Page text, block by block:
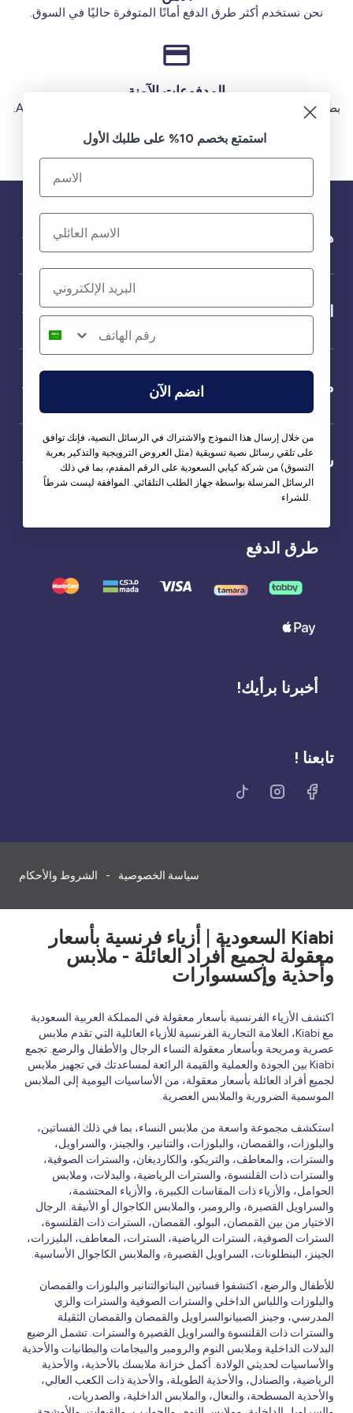
نحن نستخدم أكثر طرق الدفع أمانًا المتوفرة حاليًا في السوق.
المدفوعات الآمنة
بطاقات الائتمان (فيزا أو ماستر) بطاقة الخصم (MADA) Apple Pay.
هل تحتاج إلى مساعدة؟
الخدمة
من نحن
شركاؤنا
طرق الدفع
أخبرنا برأيك!
تابعنا !
سياسة الخصوصية الشروط والأحكام
Kiabi السعودية | أزياء فرنسية بأسعار
معقولة لجميع أفراد العائلة - ملابس
وأحذية وإكسسوارات
اكتشف الأزياء الفرنسية بأسعار معقولة في المملكة العربية السعودية
مع Kiabi، العلامة التجارية الفرنسية للأزياء العائلية التي تقدم ملابس
عصرية ومريحة وبأسعار معقولة النساء الرجال والأطفال والرضع. تجمع
Kiabi بين الجودة والعملية والقيمة الرائعة لمساعدتك في تجهيز ملابس
لجميع أفراد العائلة بأسعار معقولة، من الأساسيات اليومية إلى الملابس
الموسمية الضرورية والملابس العصرية.
استكشف مجموعة واسعة من ملابس النساء، بما في ذلك الفساتين،
والبلوزات، والقمصان، والبلوزات، والتنانير، والجينز، والسراويل،
والسترات، والمعاطف، والتريكو، والكارديغان، والسترات الصوفية،
والسترات ذات القلنسوة، والسترات الرياضية، والبدلات، وملابس
الحوامل، والأزياء ذات المقاسات الكبيرة، والأزياء المحتشمة،
والسراويل القصيرة، والرومبر، والملابس الكاجوال أو الأنيقة. الرجال
الاختيار من بين القمصان، البولو، القمصان، السترات ذات القلنسوة،
السترات الصوفية، السترات الرياضية، السترات، المعاطف، البليزرات،
الجينز، البنطلونات، السراويل القصيرة، والملابس الكاجوال الأساسية.
للأطفال والرضع، اكتشفوا فساتين البناتوالتنانير والبلوزات والقمصان
والبلوزات واللباس الداخلي والسترات الصوفية والسترات والزي
المدرسي، وجينز الصبيانوالسراويل والقمصان والقمصان الثقيلة
والسترات ذات القلنسوة والسراويل القصيرة والسترات. تشمل الرضيع
البدلات الداخلية وملابس النوم والرومبر والبيجامات والبطانيات والأحذية
والأساسيات لحديثي الولادة. أكمل خزانة ملابسك بالأحذية، والأحذية
الرياضية، والصنادل، والأحذية الطويلة، والأحذية ذات الكعب العالي،
والأحذية المسطحة، والنعال، والملابس الداخلية، والصدريات،
استمتع بخصم 10% على طلبك الأول
انضم الآن
من خلال إرسال هذا النموذج والاشتراك في الرسائل النصية، فإنك توافق
على تلقي رسائل نصية تسويقية (مثل العروض الترويجية والتذكير بعربة
التسوق) من شركة كيابي السعودية على الرقم المقدم، بما في ذلك
الرسائل المرسلة بواسطة جهاز الطلب التلقائي. الموافقة ليست شرطاً
للشراء.